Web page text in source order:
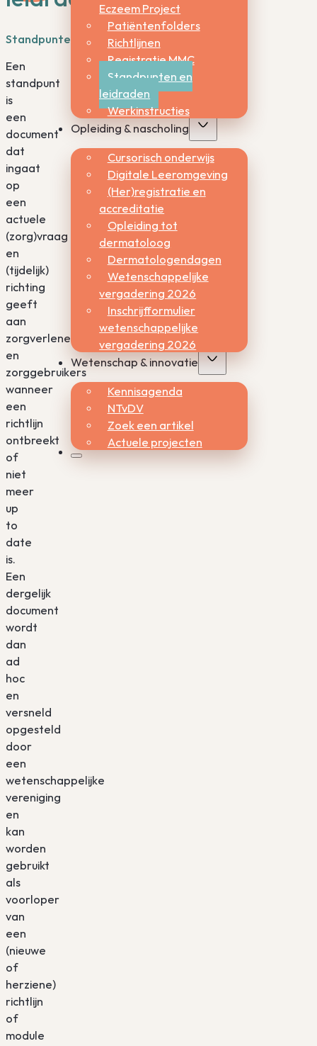
Eczeem Project
Patiëntenfolders
Richtlijnen
Registratie MMC
Standpunten en
leidraden
Werkinstructies
Opleiding & nascholing
Cursorisch onderwijs
Digitale Leeromgeving
(Her)registratie en
accreditatie
Opleiding tot
dermatoloog
Dermatologendagen
Wetenschappelijke
vergadering 2026
Inschrijfformulier
wetenschappelijke
vergadering 2026
Wetenschap & innovatie
Kennisagenda
NTvDV
Zoek een artikel
Actuele projecten
Standpunten
Een
standpunt
is
een
document
dat
ingaat
op
een
actuele
(zorg)vraag
en
(tijdelijk)
richting
geeft
aan
zorgverleners
en
zorggebruikers
wanneer
een
richtlijn
ontbreekt
of
niet
meer
up
to
date
is.
Een
dergelijk
document
wordt
dan
ad
hoc
en
versneld
opgesteld
door
een
wetenschappelijke
vereniging
en
kan
worden
gebruikt
als
voorloper
van
een
(nieuwe
of
herziene)
richtlijn
of
module